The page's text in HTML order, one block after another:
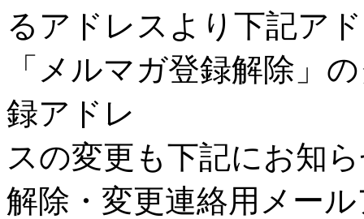
るアドレスより下記ア
「メルマガ登録解除」
録アドレ
スの変更も下記にお知
解除・変更連絡用メー